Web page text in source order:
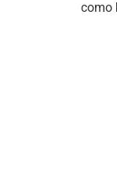
como